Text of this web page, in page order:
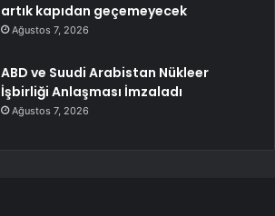
artık kapıdan geçemeyecek
Ağustos 7, 2026
ABD ve Suudi Arabistan Nükleer
İşbirliği Anlaşması İmzaladı
Ağustos 7, 2026